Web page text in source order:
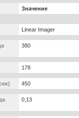
Значение
Linear Imager
380
178
450
0,13